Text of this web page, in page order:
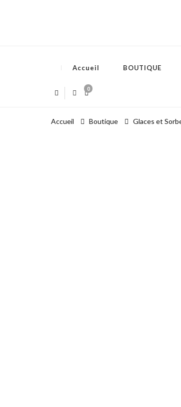
Accueil BOUTIQUE
0
Accueil Boutique Glaces et